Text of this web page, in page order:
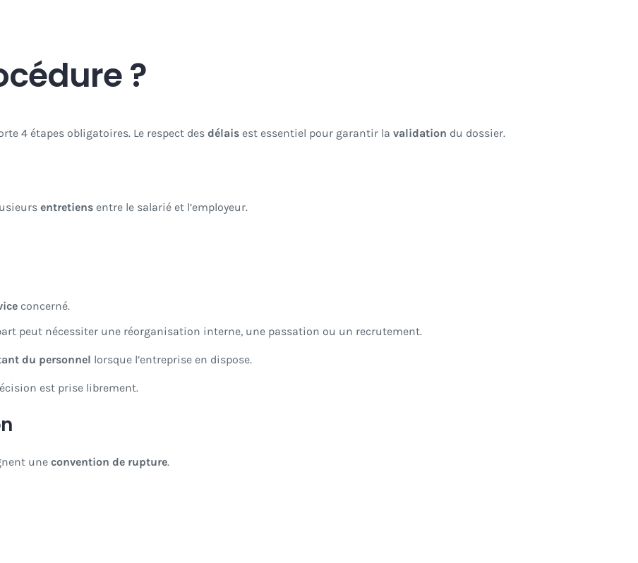
?
4 étapes obligatoires. Le respect des délais est essentiel pour garantir la validation du dossier.
entretiens entre le salarié et l’employeur.
concerné.
peut nécessiter une réorganisation interne, une passation ou un recrutement.
du personnel lorsque l’entreprise en dispose.
est prise librement.
une convention de rupture.